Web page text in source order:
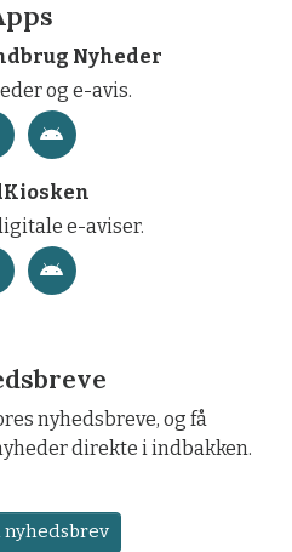
Nyheder
og e-avis.
e-aviser.
nyhedsbreve, og få
direkte i indbakken.